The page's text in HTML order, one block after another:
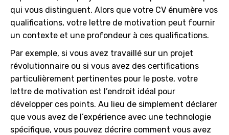
qui vous distinguent. Alors que votre CV énumère vos
qualifications, votre lettre de motivation peut fournir
un contexte et une profondeur à ces qualifications.
Par exemple, si vous avez travaillé sur un projet
révolutionnaire ou si vous avez des certifications
particulièrement pertinentes pour le poste, votre
lettre de motivation est l’endroit idéal pour
développer ces points. Au lieu de simplement déclarer
que vous avez de l’expérience avec une technologie
spécifique, vous pouvez décrire comment vous avez